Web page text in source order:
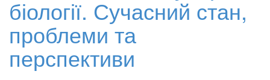
біології. Сучасний стан,
проблеми та
перспективи